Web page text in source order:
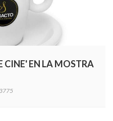
CINE' EN LA MOSTRA
3775